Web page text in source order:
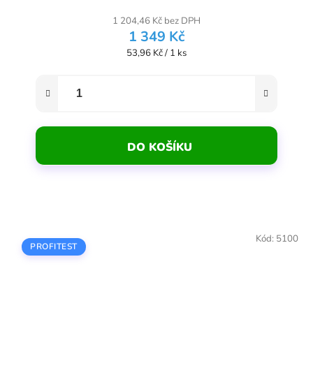
1 204,46 Kč bez DPH
1 349 Kč
Měrná cena:
53,96 Kč / 1 ks
DO KOŠÍKU
PROFITEST
Kód: 5100